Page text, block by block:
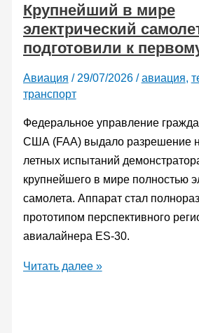
установил
новый
рекорд
Крупнейший в мире
электрический
подготовили к
Авиация / 29/07/2026 /авиация,
транспорт
Федеральное управление
США (FAA) выдало разрешение
летных испытаний
крупнейшего в мире полностью
самолета. Аппарат стал
прототипом перспективного
авиалайнера ES-30.
Крупнейший
Читать далее »